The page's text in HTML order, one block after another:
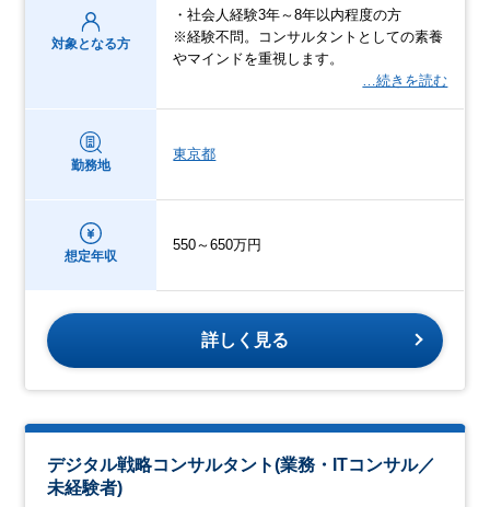
対象となる方
・社会人経験3年～8年以内程度の方
※経験不問。コンサルタントとしての素養
やマインドを重視します。
…続きを読む
勤務地
東京都
想定年収
550～650万円
詳しく見る
デジタル戦略コンサルタント(業務・ITコンサル／
未経験者)